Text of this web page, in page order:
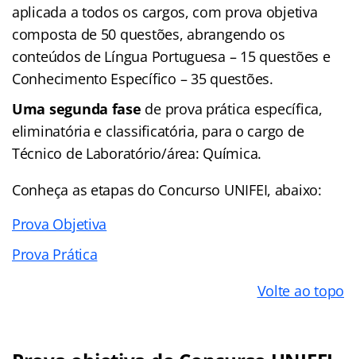
aplicada a todos os cargos, com prova objetiva
composta de 50 questões, abrangendo os
conteúdos de Língua Portuguesa – 15 questões e
Conhecimento Específico – 35 questões.
Uma segunda fase de prova prática específica,
eliminatória e classificatória, para o cargo de
Técnico de Laboratório/área: Química.
Conheça as etapas do Concurso UNIFEI, abaixo:
Prova Objetiva
Prova Prática
Volte ao topo